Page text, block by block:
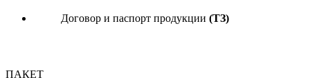
Договор и паспорт продукции (ТЗ)
ПАКЕТ